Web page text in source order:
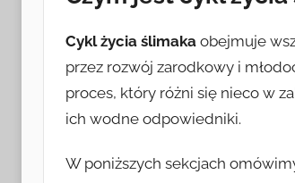
Cykl życia ślimaka obejmuje
przez rozwój zarodkowy i
proces, który różni się nieco w
ich wodne odpowiedniki.
W poniższych sekcjach